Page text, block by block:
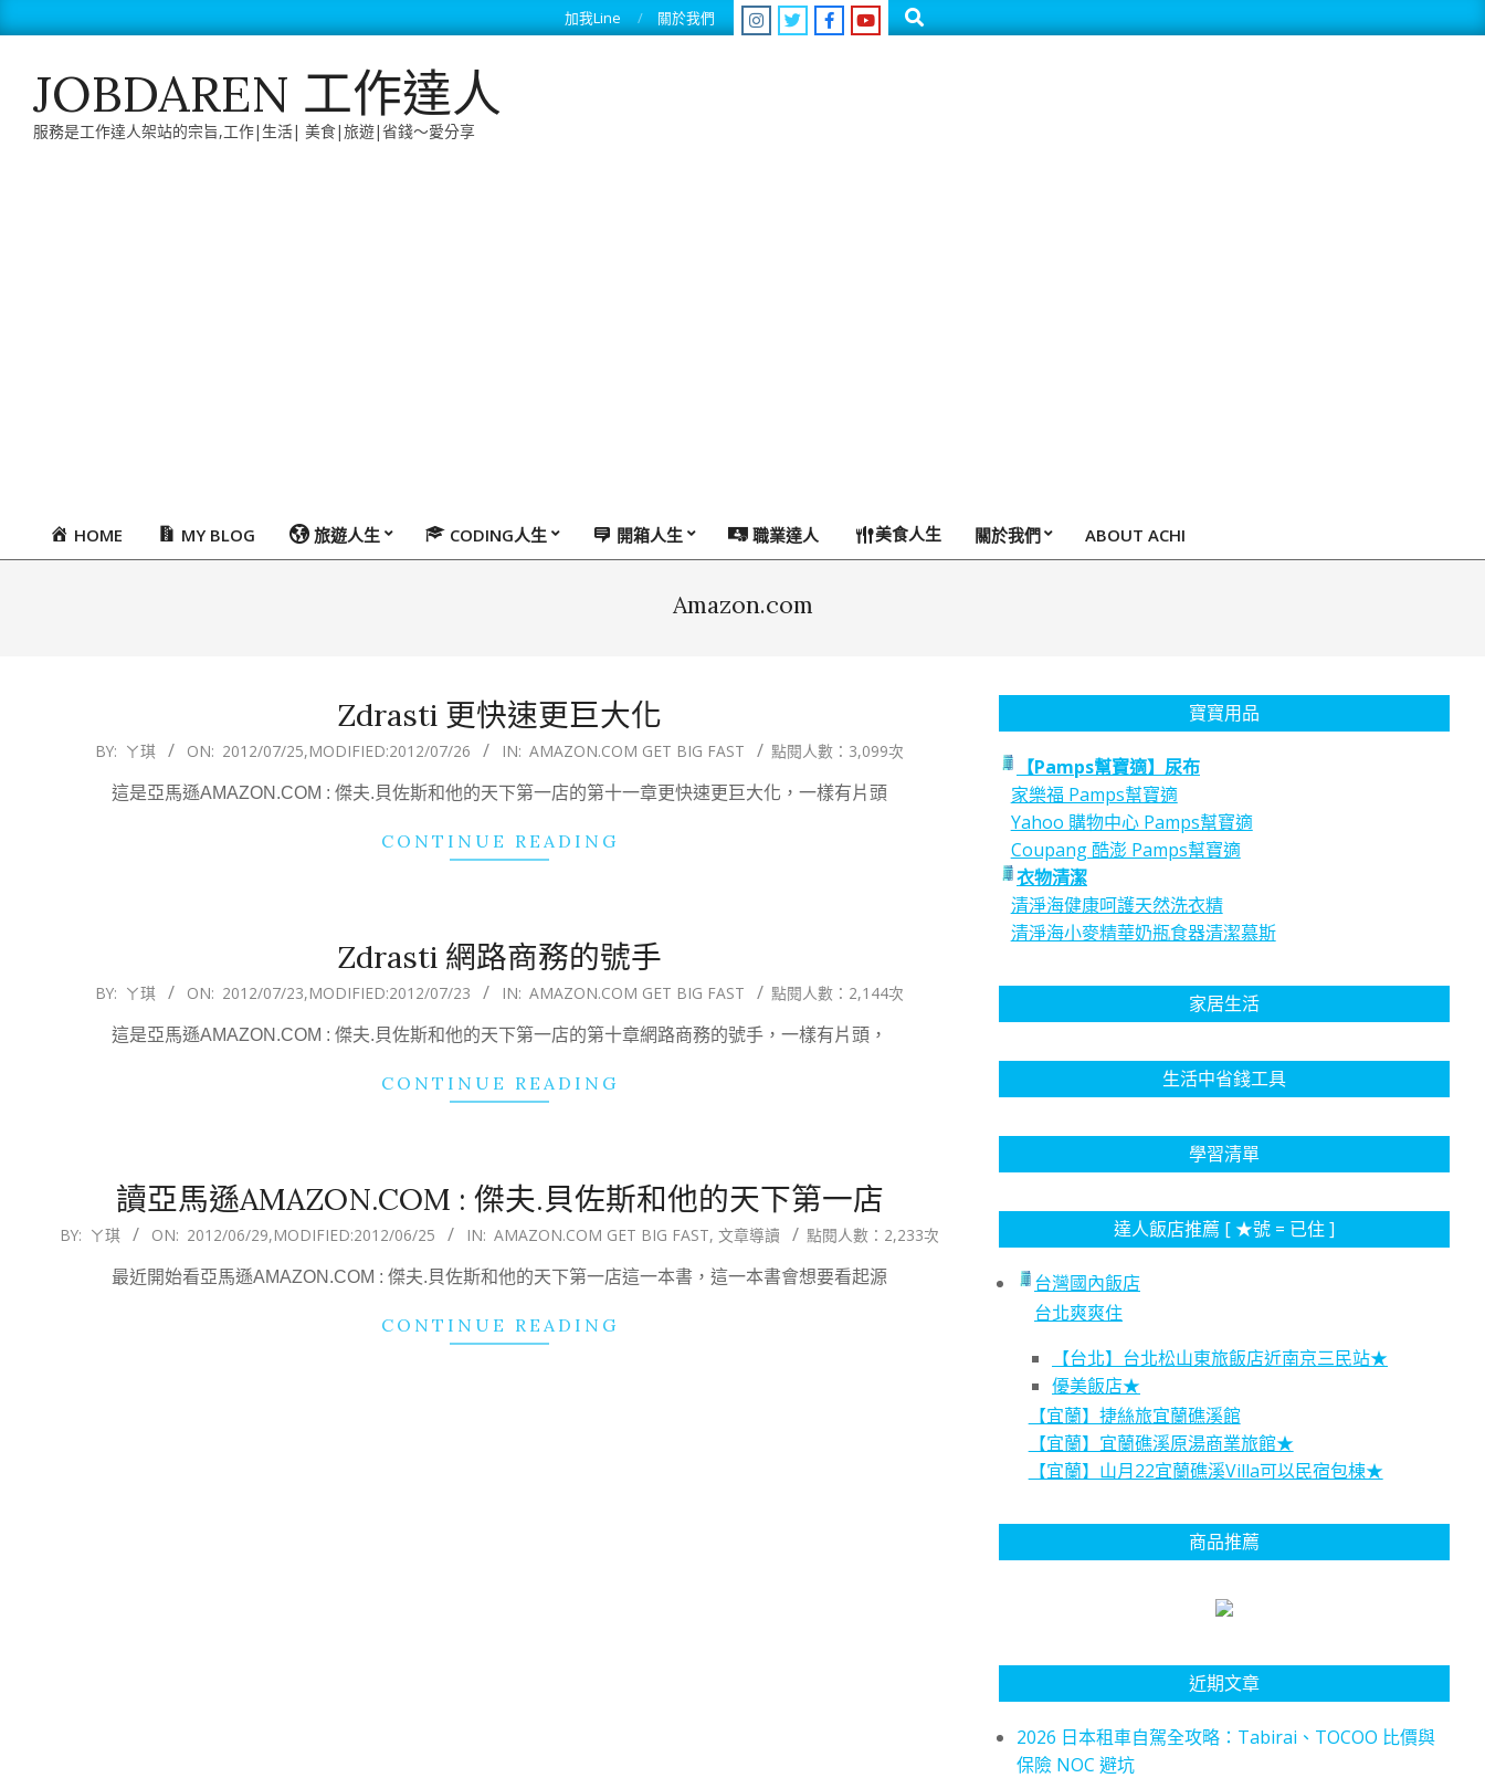
to
加我Line 關於我們 Search
JOBDAREN 工作達人
服務是工作達人架站的宗旨,工作|生活| 美食|旅遊|省錢～愛分享
PrimaryHOME MY BLOG 旅遊人生 CODING人生 開箱人生 職業達人 美食人生 關於我們 ABOUT ACHI
Amazon.com
Zdrasti 更快速更巨大化
BY: ㄚ琪 ON: 2012/07/25,MODIFIED:2012/07/26 IN: AMAZON.COM GET BIG FAST 點閱人數：3,099次
這是亞馬遜AMAZON.COM : 傑夫.貝佐斯和他的天下第一店的第十一章更快速更巨大化，一樣有片頭
CONTINUE READING
Zdrasti 網路商務的號手
BY: ㄚ琪 ON: 2012/07/23,MODIFIED:2012/07/23 IN: AMAZON.COM GET BIG FAST 點閱人數：2,144次
這是亞馬遜AMAZON.COM : 傑夫.貝佐斯和他的天下第一店的第十章網路商務的號手，一樣有片頭，
CONTINUE READING
讀亞馬遜AMAZON.COM : 傑夫.貝佐斯和他的天下第一店
2012-
BY: ㄚ琪 ON: 2012/06/29,MODIFIED:2012/06/25 IN: AMAZON.COM GET BIG FAST, 文章導讀 點閱人數：2,233次
最近開始看亞馬遜AMAZON.COM : 傑夫.貝佐斯和他的天下第一店這一本書，這一本書會想要看起源
CONTINUE READING
寶寶用品
【Pamps幫寶適】尿布
家樂福 Pamps幫寶適
Yahoo 購物中心 Pamps幫寶適
Coupang 酷澎 Pamps幫寶適
衣物清潔
清淨海健康呵護天然洗衣精
清淨海小麥精華奶瓶食器清潔慕斯
家居生活
生活中省錢工具
學習清單
達人飯店推薦 [ ★號 = 已住 ]
台灣國內飯店
台北爽爽住
【台北】台北松山東旅飯店近南京三民站★
優美飯店★
【宜蘭】捷絲旅宜蘭礁溪館
【宜蘭】宜蘭礁溪原湯商業旅館★
【宜蘭】山月22宜蘭礁溪Villa可以民宿包棟★
商品推薦
近期文章
2026 日本租車自駕全攻略：Tabirai、TOCOO 比價與
保險 NOC 避坑